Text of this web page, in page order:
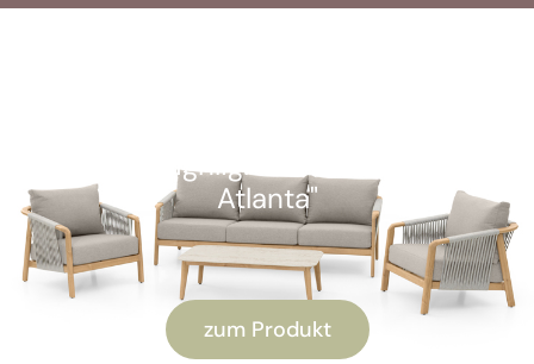
Kunden-Highlight: "Alu Lounge-Set
Atlanta"
zum Produkt